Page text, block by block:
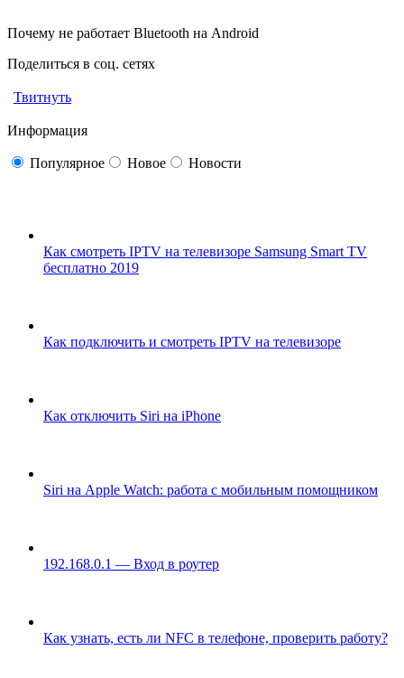
Почему не работает Bluetooth на Android
Поделиться в соц. сетях
Твитнуть
Информация
Популярное Новое Новости
Как смотреть IPTV на телевизоре Samsung Smart TV
бесплатно 2019
Как подключить и смотреть IPTV на телевизоре
Как отключить Siri на iPhone
Siri на Apple Watch: работа с мобильным помощником
192.168.0.1 — Вход в роутер
Как узнать, есть ли NFC в телефоне, проверить работу?